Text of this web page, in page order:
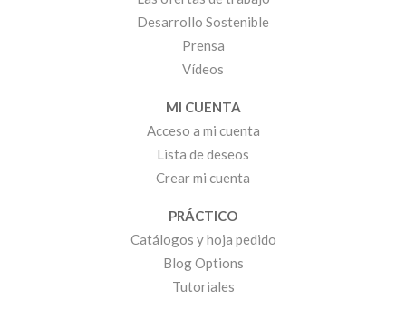
Desarrollo Sostenible
Prensa
Vídeos
MI CUENTA
Acceso a mi cuenta
Lista de deseos
Crear mi cuenta
PRÁCTICO
Catálogos y hoja pedido
Blog Options
Tutoriales